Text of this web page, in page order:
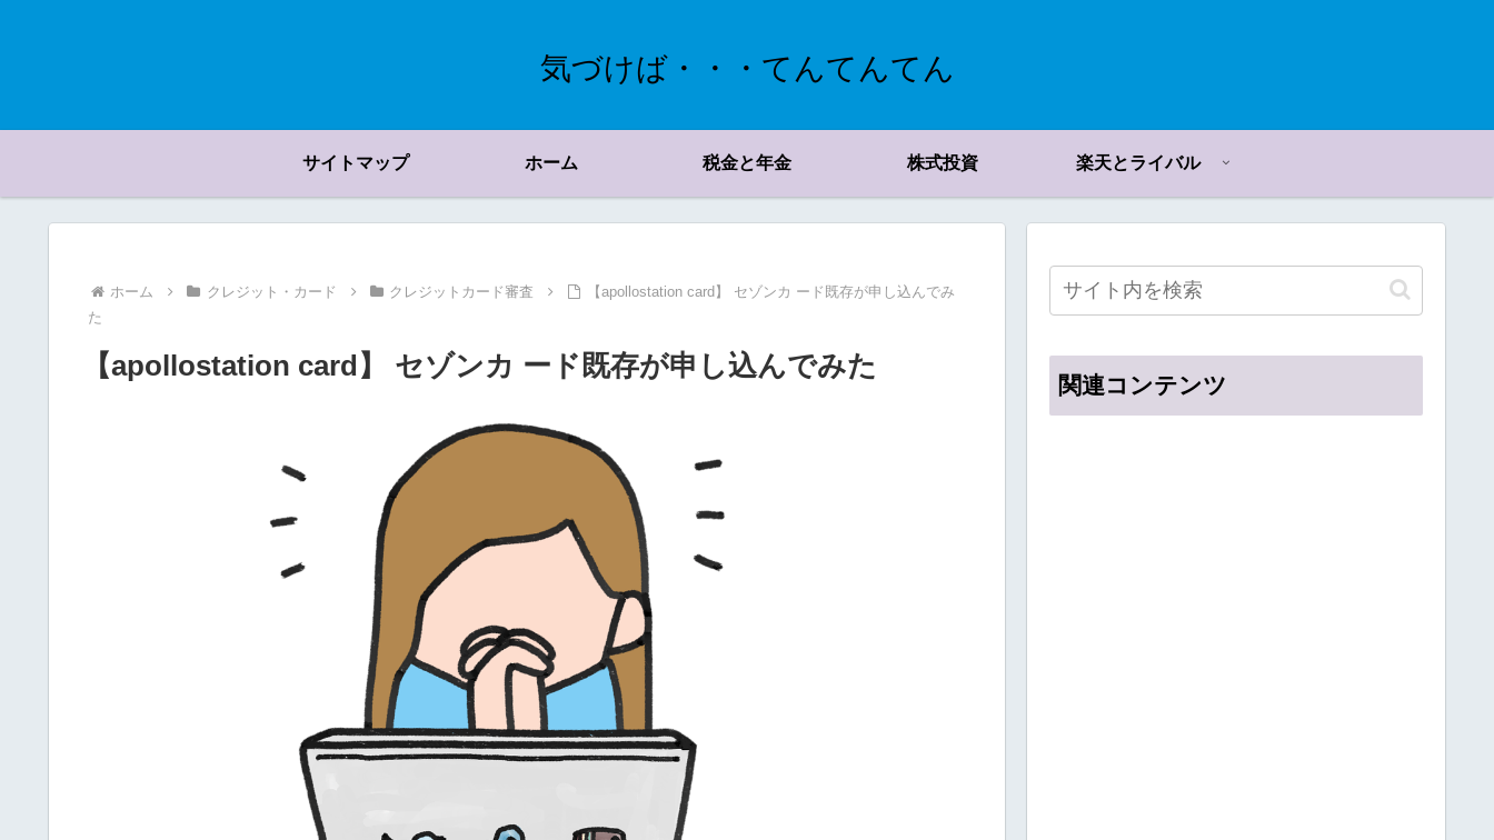
気づけば・・・てんてんてん
サイトマップ ホーム 税金と年金 株式投資 楽天とライバル
ホーム クレジット・カード クレジットカード審査
【apollostation card】 セゾンカ ード既存が申し込んでみ
た
【apollostation card】 セゾンカ ード既存が申し込んでみた
関連コンテンツ